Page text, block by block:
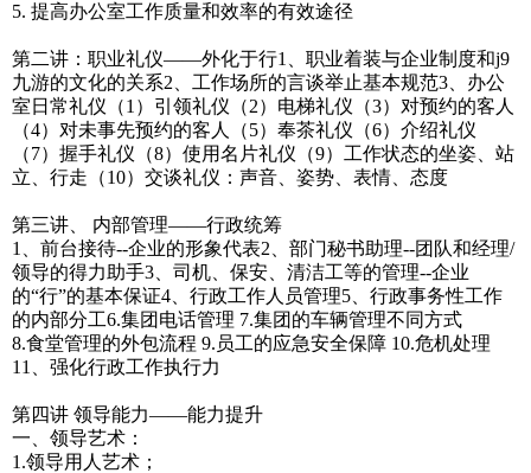
5. 提高办公室工作质量和效率的有效途径
第二讲：职业礼仪——外化于行1、职业着装与企业制度和j9
九游的文化的关系2、工作场所的言谈举止基本规范3、办公
室日常礼仪（1）引领礼仪（2）电梯礼仪（3）对预约的客人
（4）对未事先预约的客人（5）奉茶礼仪（6）介绍礼仪
（7）握手礼仪（8）使用名片礼仪（9）工作状态的坐姿、站
立、行走（10）交谈礼仪：声音、姿势、表情、态度
第三讲、 内部管理——行政统筹
1、前台接待--企业的形象代表2、部门秘书助理--团队和经理/
领导的得力助手3、司机、保安、清洁工等的管理--企业
的“行”的基本保证4、行政工作人员管理5、行政事务性工作
的内部分工6.集团电话管理 7.集团的车辆管理不同方式
8.食堂管理的外包流程 9.员工的应急安全保障 10.危机处理
11、强化行政工作执行力
第四讲 领导能力——能力提升
一、领导艺术：
1.领导用人艺术；